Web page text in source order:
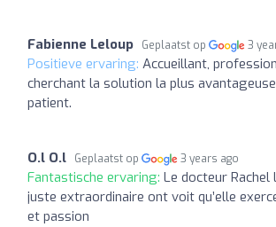
Fabienne Leloup Geplaatst op 3
Positieve ervaring: Accueillant,
cherchant la solution la plus
patient.
O.l O.l Geplaatst op 3 years ago
Fantastische ervaring: Le docteur Rachel
juste extraordinaire ont voit qu’elle
et passion